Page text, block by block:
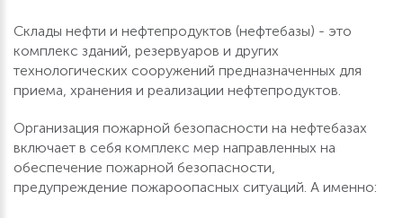
Склады нефти и нефтепродуктов (нефтебазы) - это
комплекс зданий, резервуаров и других
технологических сооружений предназначенных для
приема, хранения и реализации нефтепродуктов.
Организация пожарной безопасности на нефтебазах
включает в себя комплекс мер направленных на
обеспечение пожарной безопасности,
предупреждение пожароопасных ситуаций. А именно: